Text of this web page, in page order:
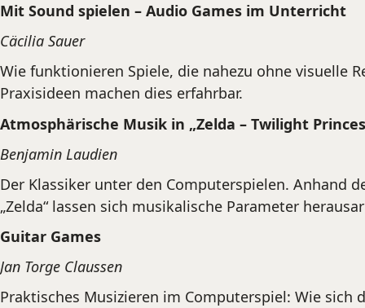
Mit Sound spielen – Audio Games im Unterricht
Cäcilia Sauer
Wie funktionieren Spiele, die nahezu ohne visuelle
Praxisideen machen dies erfahrbar.
Atmosphärische Musik in „Zelda – Twilight
Benjamin Laudien
Der Klassiker unter den Computerspielen. Anhand
„Zelda“ lassen sich musikalische Parameter
Guitar Games
Jan Torge Claussen
Praktisches Musizieren im Computerspiel: Wie sich